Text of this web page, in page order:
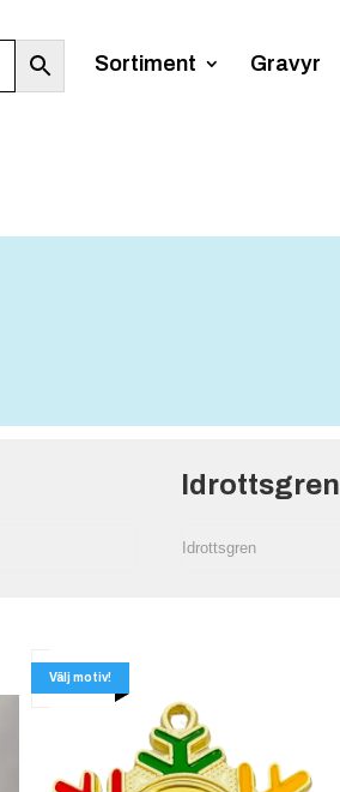
Sortiment Gravyr
Idrottsgren
Välj motiv!